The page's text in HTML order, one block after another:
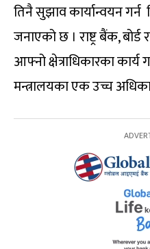
तिनै सुझाव कार्यान्वयन गर्न
जनाएको छ । राष्ट्र बैंक,
आफ्नो क्षेत्राधिकारका कार्य
मन्त्रालयका एक उच्च